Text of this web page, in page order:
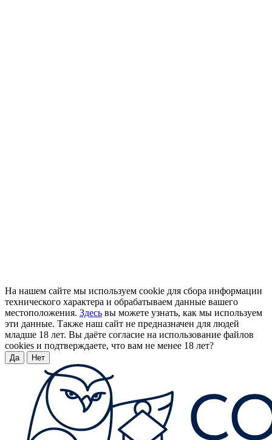
На нашем сайте мы используем cookie для сбора информации
технического характера и обрабатываем данные вашего
местоположения. Здесь вы можете узнать, как мы используем
эти данные. Также наш сайт не предназначен для людей
младше 18 лет. Вы даёте согласие на использование файлов
cookies и подтверждаете, что вам не менее 18 лет?
Да Нет